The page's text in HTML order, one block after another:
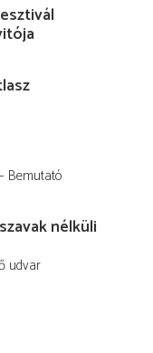
Bemutató
nélküli
udvar